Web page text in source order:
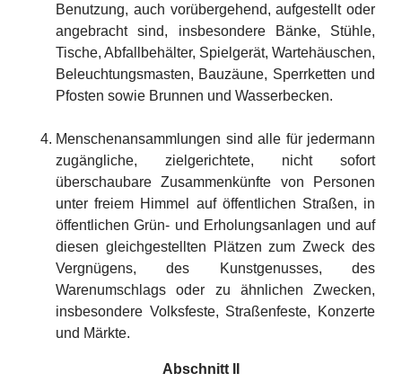
Benutzung, auch vorübergehend, aufgestellt oder
angebracht sind, insbesondere Bänke, Stühle,
Tische, Abfallbehälter, Spielgerät, Wartehäuschen,
Beleuchtungsmasten, Bauzäune, Sperrketten und
Pfosten sowie Brunnen und Wasserbecken.
Menschenansammlungen sind alle für jedermann
zugängliche, zielgerichtete, nicht sofort
überschaubare Zusammenkünfte von Personen
unter freiem Himmel auf öffentlichen Straßen, in
öffentlichen Grün- und Erholungsanlagen und auf
diesen gleichgestellten Plätzen zum Zweck des
Vergnügens, des Kunstgenusses, des
Warenumschlags oder zu ähnlichen Zwecken,
insbesondere Volksfeste, Straßenfeste, Konzerte
und Märkte.
Abschnitt II